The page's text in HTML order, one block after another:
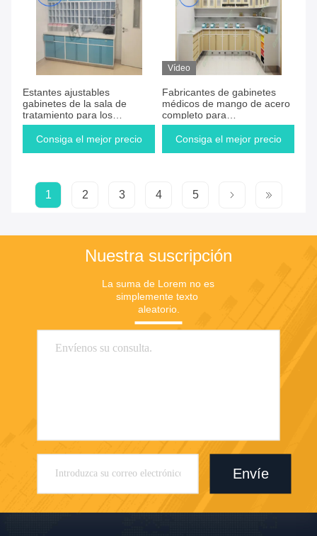
Estantes ajustables
gabinetes de la sala de
tratamiento para los
requisitos del cliente
Consiga el mejor precio
Vídeo
Fabricantes de gabinetes
médicos de mango de acero
completo para
almacenamiento seguro L
3000*W 600*H 850 a 900
Consiga el mejor precio
1 2 3 4 5
Nuestra suscripción
La suma de Lorem no es
simplemente texto
aleatorio.
Envíe